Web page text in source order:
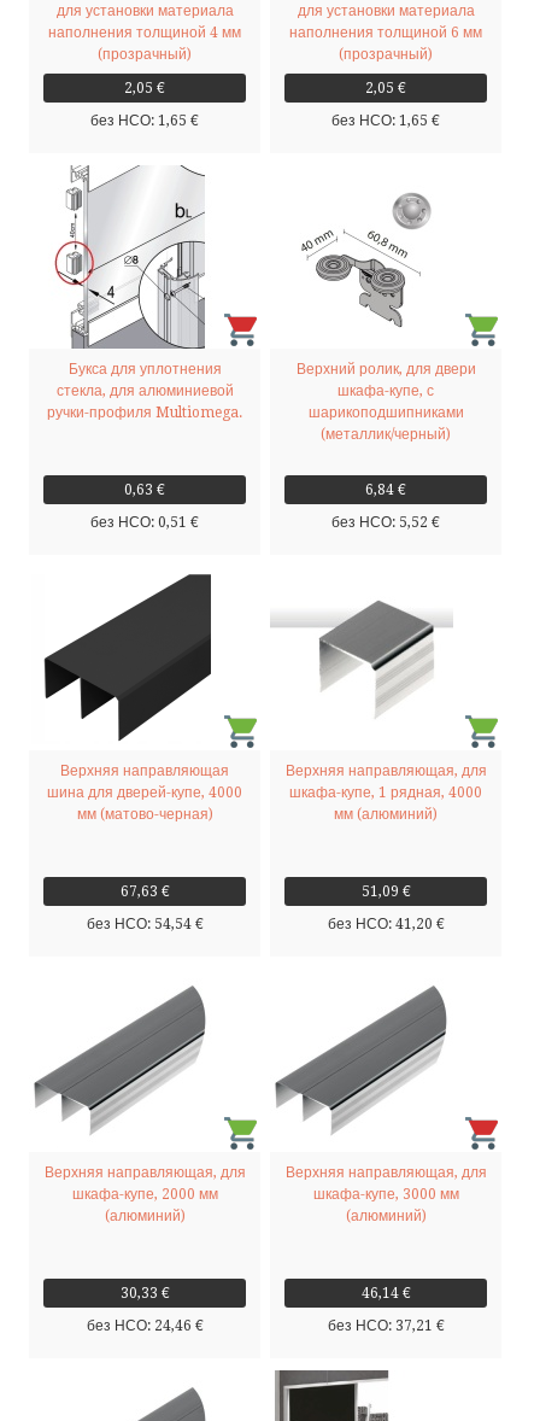
для установки материала
наполнения толщиной 4 мм
(прозрачный)
2,05 €
без НСО: 1,65 €
для установки материала
наполнения толщиной 6 мм
(прозрачный)
2,05 €
без НСО: 1,65 €
Букса для уплотнения
стекла, для алюминиевой
ручки-профиля Multiomega.
0,63 €
без НСО: 0,51 €
Верхний ролик, для двери
шкафа-купе, с
шарикоподшипниками
(металлик/черный)
6,84 €
без НСО: 5,52 €
Верхняя направляющая
шина для дверей-купе, 4000
мм (матово-черная)
67,63 €
без НСО: 54,54 €
Верхняя направляющая, для
шкафа-купе, 1 рядная, 4000
мм (алюминий)
51,09 €
без НСО: 41,20 €
Верхняя направляющая, для
шкафа-купе, 2000 мм
(алюминий)
30,33 €
без НСО: 24,46 €
Верхняя направляющая, для
шкафа-купе, 3000 мм
(алюминий)
46,14 €
без НСО: 37,21 €